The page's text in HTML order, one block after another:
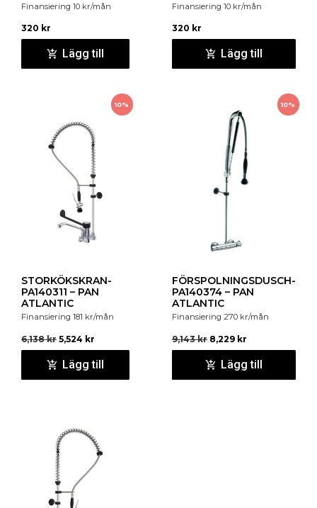
Finansiering 10 kr/mån
320 kr
Lägg till
Finansiering 10 kr/mån
320 kr
Lägg till
10%
STORKÖKSKRAN-
PA140311 – PAN
ATLANTIC
Finansiering 181 kr/mån
6,138kr 5,524 kr
Lägg till
10%
FÖRSPOLNINGSDUSCH-
PA140374 – PAN
ATLANTIC
Finansiering 270 kr/mån
9,143kr 8,229 kr
Lägg till